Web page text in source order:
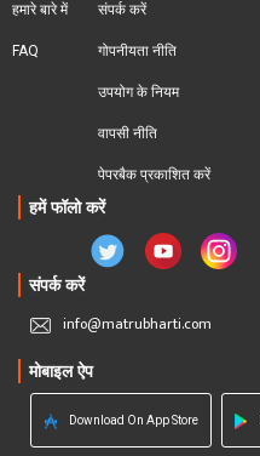
हमारे बारे में
FAQ
संपर्क करें
गोपनीयता नीति
उपयोग के नियम
वापसी नीति
पेपरबैक प्रकाशित करें
हमें फॉलो करें
संपर्क करें
info@matrubharti.com
मोबाइल ऐप
Download On App Store